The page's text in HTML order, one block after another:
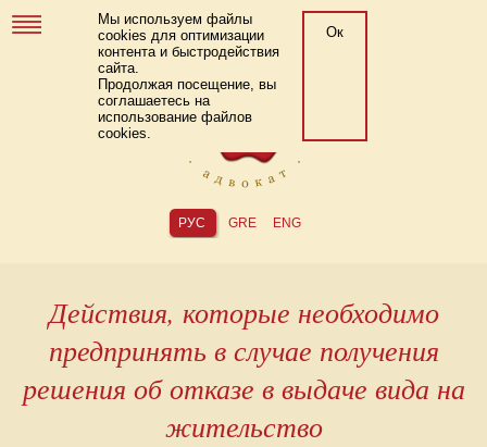
Мы используем файлы
cookies для оптимизации
контента и быстродействия
сайта.
Продолжая посещение, вы
соглашаетесь на
использование файлов
cookies.
Ок
РУС GRE ENG
Действия, которые необходимо
предпринять в случае получения
решения об отказе в выдаче вида на
жительство